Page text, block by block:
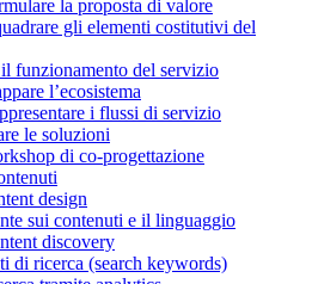
la proposta di valore
gli elementi costitutivi del
funzionamento del servizio
l’ecosistema
i flussi di servizio
le soluzioni
di co-progettazione
design
sui contenuti e il linguaggio
discovery
di ricerca (search keywords)